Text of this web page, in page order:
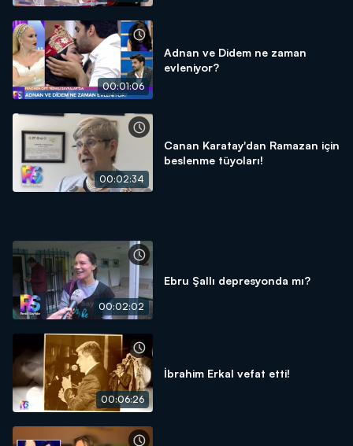
00:01:06
Adnan ve Didem ne zaman
evleniyor?
00:02:34
Canan Karatay'dan Ramazan için
beslenme tüyoları!
00:02:02
Ebru Şallı depresyonda mı?
00:06:26
İbrahim Erkal vefat etti!